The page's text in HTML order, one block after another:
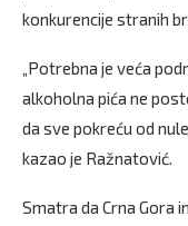
konkurencije stranih
„Potrebna je veća
alkoholna pića ne
da sve pokreću od
kazao je Ražnatović.
Smatra da Crna Gora